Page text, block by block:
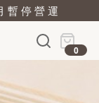
停營運
0